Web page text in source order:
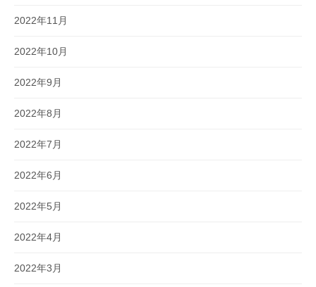
2022年11月
2022年10月
2022年9月
2022年8月
2022年7月
2022年6月
2022年5月
2022年4月
2022年3月